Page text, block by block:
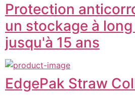
Protection
un stockage à
jusqu'à 15 ans
EdgePak Straw